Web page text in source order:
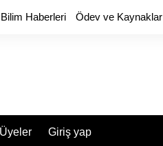
Bilim Haberleri Ödev ve Kaynaklar
Üyeler Giriş yap